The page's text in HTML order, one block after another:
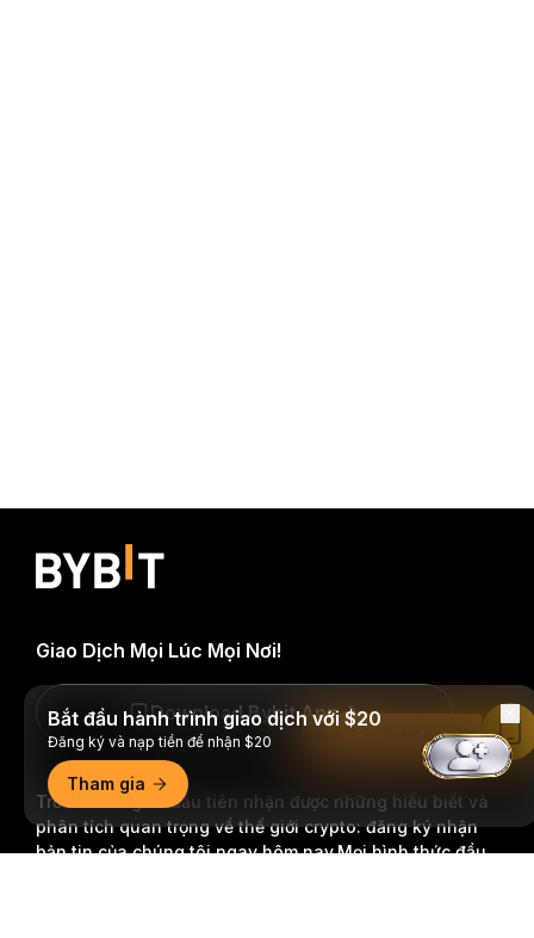
Trở thành người đầu tiên nhận được những hiểu biết và
phân tích quan trọng về thế giới crypto: đăng ký nhận
bản tin của chúng tôi ngay hôm nay.Mọi hình thức đầu
Giao Dịch Mọi Lúc Mọi Nơi!
Download Bybit App
Bắt đầu hành trình giao dịch với $20
Đăng ký và nạp tiền để nhận $20
Tham gia
Đọc Trên Bybit App